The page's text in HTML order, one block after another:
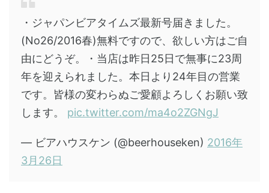
・ジャパンビアタイムズ最新号届きました。
(No26/2016春)無料ですので、欲しい方はご自
由にどうぞ。・当店は昨日25日で無事に23周
年を迎えられました。本日より24年目の営業
です。皆様の変わらぬご愛顧よろしくお願い致
します。 pic.twitter.com/ma4o2ZGNgJ
— ビアハウスケン (@beerhouseken) 2016年
3月26日